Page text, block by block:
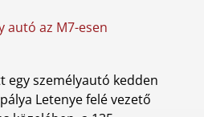
autó az M7-esen
egy személyautó kedden
Letenye felé vezető